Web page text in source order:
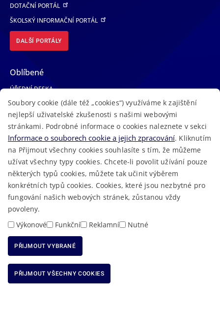
DOTAČNÍ PORTÁL
ŠKOLSKÝ INFORMAČNÍ PORTÁL
DALŠÍ PORTÁLY
Oblíbené
ÚŘEDNÍ DESKA
TELEFONNÍ SEZNAM
LÉKAŘSKÁ POHOTOVOST
VOLNÁ MÍSTA
AKTUALITY
2023 © Královéhradecký kraj • Vytvořeno vMacron Software
RSS • Mapa stránek •Cookies Prohlášení o přístupnosti
Soubory cookie (dále též „cookies“) využíváme k zajištění
nejlepší uživatelské zkušenosti s našimi webovými
stránkami. Podrobné informace o cookies naleznete v sekci
Informace o souborech cookie a jejich zpracování. Kliknutím
na Přijmout všechny cookies souhlasíte s tím, že můžeme
užívat všechny typy cookies. Chcete-li povolit užívání pouze
některých typů cookies, můžete tak učinit výběrem
konkrétních typů cookies. Cookies, které jsou nezbytné pro
fungování našich webových stránek, zůstanou vždy
povoleny.
Výkonové
Funkční Reklamní Nutné
PŘIJMOUT VYBRANÉ
PŘIJMOUT VŠECHNY COOKIES
ODMÍTNOUT VŠECHNY COOKIES